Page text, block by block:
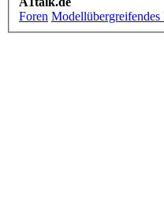
Foren Modellübergreifendes